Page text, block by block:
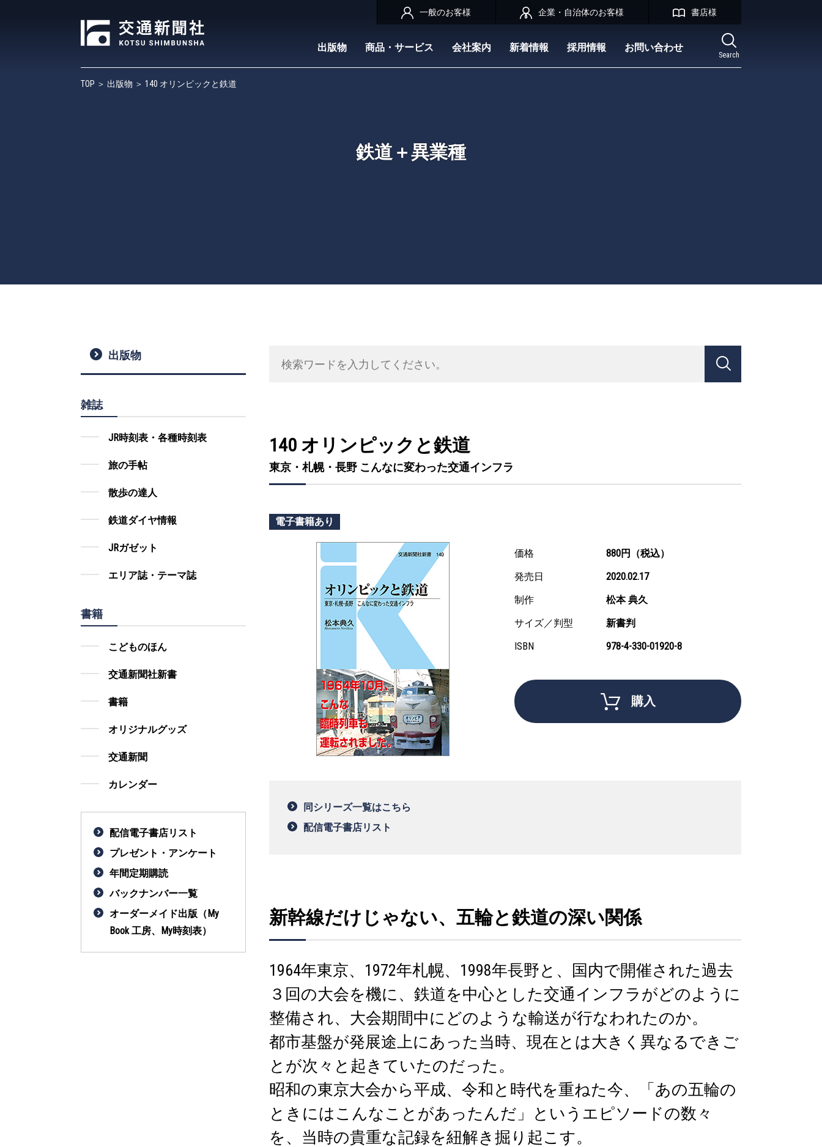
Search
出版物 商品・サービス 会社案内 新着情報 採用情報 お問い合わせ
一般のお客様 企業・自治体のお客様 書店様
TOP ＞ 出版物 ＞ 140 オリンピックと鉄道
鉄道＋異業種
出版物
雑誌
JR時刻表・各種時刻表
旅の手帖
散歩の達人
鉄道ダイヤ情報
JRガゼット
エリア誌・テーマ誌
書籍
こどものほん
交通新聞社新書
書籍
オリジナルグッズ
交通新聞
カレンダー
配信電子書店リスト
プレゼント・アンケート
年間定期購読
バックナンバー一覧
オーダーメイド出版（My
Book 工房、My時刻表）
140 オリンピックと鉄道
東京・札幌・長野 こんなに変わった交通インフラ
電子書籍あり
価格
880円（税込）
発売日
2020.02.17
制作
松本 典久
サイズ／判型
新書判
ISBN
978-4-330-01920-8
購入
同シリーズ一覧はこちら
配信電子書店リスト
新幹線だけじゃない、五輪と鉄道の深い関係
1964年東京、1972年札幌、1998年長野と、国内で開催された過去
３回の大会を機に、鉄道を中心とした交通インフラがどのように
整備され、大会期間中にどのような輸送が行なわれたのか。
都市基盤が発展途上にあった当時、現在とは大きく異なるできご
とが次々と起きていたのだった。
昭和の東京大会から平成、令和と時代を重ねた今、「あの五輪の
ときにはこんなことがあったんだ」というエピソードの数々
を、当時の貴重な記録を紐解き掘り起こす。